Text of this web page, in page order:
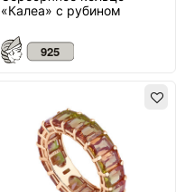
«Калеа» с рубином